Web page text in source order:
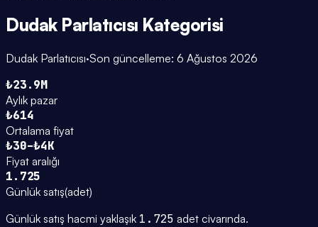
Dudak Parlatıcısı Kategorisi
Dudak Parlatıcısı·Son güncelleme: 6 Ağustos 2026
₺23.9M
Aylık pazar
₺614
Ortalama fiyat
₺30–₺4K
Fiyat aralığı
1.725
Günlük satış(adet)
Günlük satış hacmi yaklaşık 1.725 adet civarında.